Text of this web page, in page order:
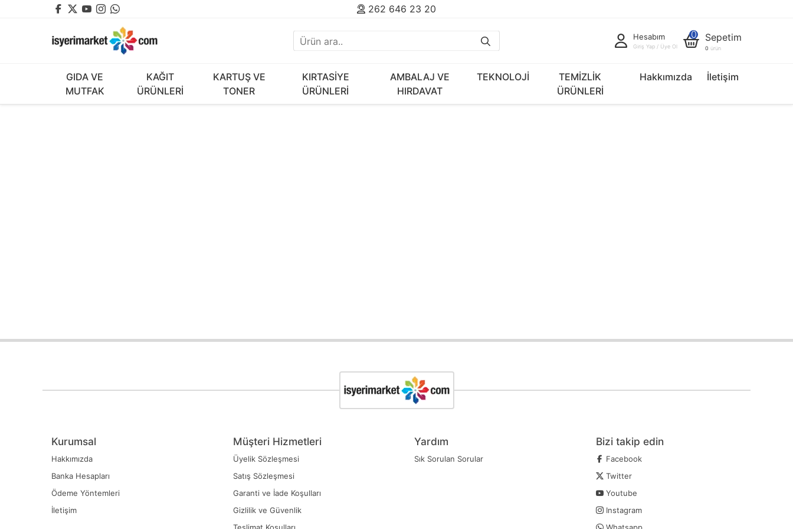
262 646 23 20
Hesabım
Giriş Yap / Üye Ol
0 Sepetim
0 ürün
GIDA VE
MUTFAK
KAĞIT
ÜRÜNLERİ
KARTUŞ VE
TONER
KIRTASİYE
ÜRÜNLERİ
AMBALAJ VE
HIRDAVAT
TEKNOLOJİ
TEMİZLİK
ÜRÜNLERİ
Hakkımızda İletişim
Kurumsal
Hakkımızda
Banka Hesapları
Ödeme Yöntemleri
İletişim
Müşteri Hizmetleri
Üyelik Sözleşmesi
Satış Sözleşmesi
Garanti ve İade Koşulları
Gizlilik ve Güvenlik
Yardım
Sık Sorulan Sorular
Bizi takip edin
Facebook
Twitter
Youtube
Instagram